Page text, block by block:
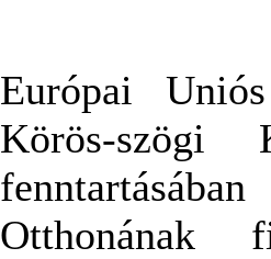
Európai
Körös-szögi
Otthonának